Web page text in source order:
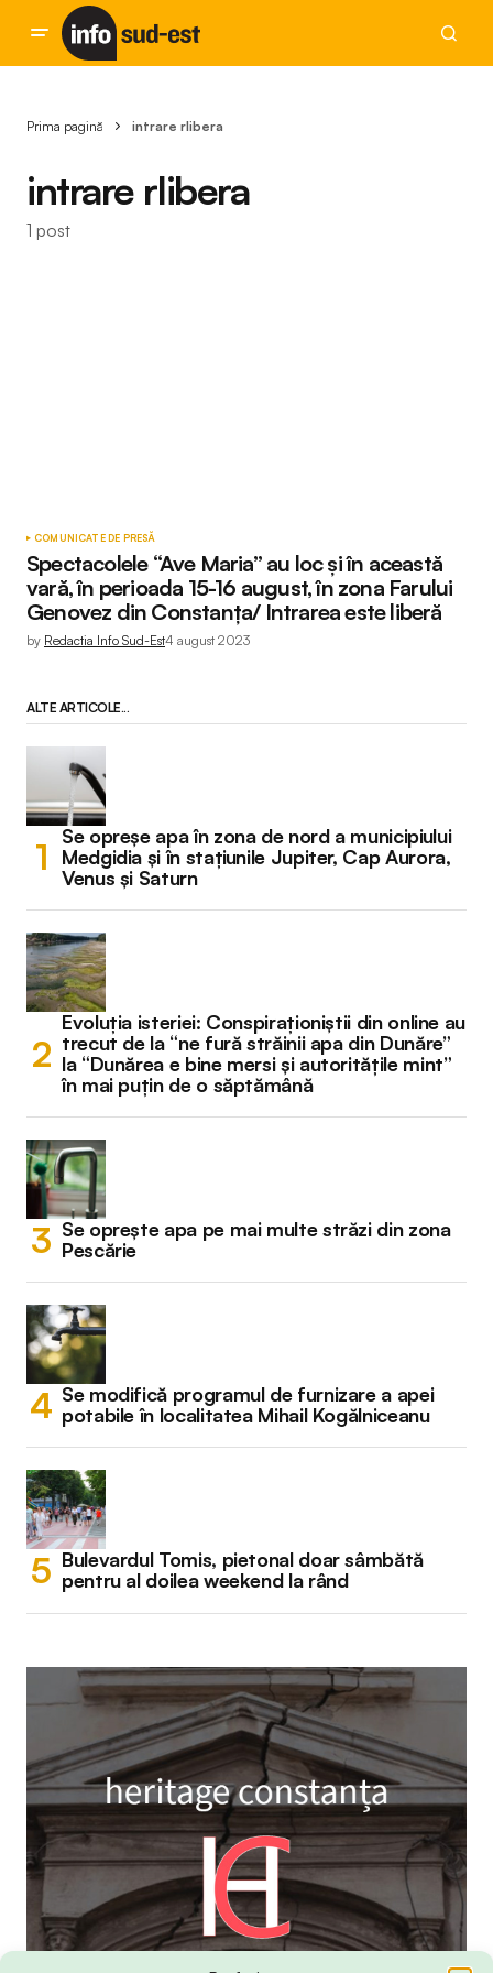
Prima pagină intrare rlibera
intrare rlibera
1 post
COMUNICATE DE PRESĂ
Spectacolele “Ave Maria” au loc și în această
vară, în perioada 15-16 august, în zona Farului
Genovez din Constanța/ Intrarea este liberă
by Redactia Info Sud-Est4 august 2023
ALTE ARTICOLE...
Se opreșe apa în zona de nord a municipiului
Medgidia și în stațiunile Jupiter, Cap Aurora,
Venus și Saturn
Evoluția isteriei: Conspiraționiștii din online au
trecut de la “ne fură străinii apa din Dunăre”
la “Dunărea e bine mersi și autoritățile mint”
în mai puțin de o săptămână
Se oprește apa pe mai multe străzi din zona
Pescărie
Se modifică programul de furnizare a apei
potabile în localitatea Mihail Kogălniceanu
Bulevardul Tomis, pietonal doar sâmbătă
pentru al doilea weekend la rând